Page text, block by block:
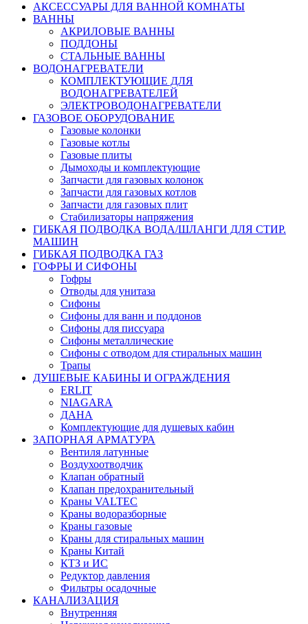
АКСЕССУАРЫ ДЛЯ ВАННОЙ КОМНАТЫ
ВАННЫ
АКРИЛОВЫЕ ВАННЫ
ПОДДОНЫ
СТАЛЬНЫЕ ВАННЫ
ВОДОНАГРЕВАТЕЛИ
КОМПЛЕКТУЮЩИЕ ДЛЯ
ВОДОНАГРЕВАТЕЛЕЙ
ЭЛЕКТРОВОДОНАГРЕВАТЕЛИ
ГАЗОВОЕ ОБОРУДОВАНИЕ
Газовые колонки
Газовые котлы
Газовые плиты
Дымоходы и комплектующие
Запчасти для газовых колонок
Запчасти для газовых котлов
Запчасти для газовых плит
Стабилизаторы напряжения
ГИБКАЯ ПОДВОДКА ВОДА/ШЛАНГИ ДЛЯ СТИР.
МАШИН
ГИБКАЯ ПОДВОДКА ГАЗ
ГОФРЫ И СИФОНЫ
Гофры
Отводы для унитаза
Сифоны
Сифоны для ванн и поддонов
Сифоны для писсуара
Сифоны металлические
Сифоны с отводом для стиральных машин
Трапы
ДУШЕВЫЕ КАБИНЫ И ОГРАЖДЕНИЯ
ERLIT
NIAGARA
ДАНА
Комплектующие для душевых кабин
ЗАПОРНАЯ АРМАТУРА
Вентиля латунные
Воздухоотводчик
Клапан обратный
Клапан предохранительный
Краны VALTEC
Краны водоразборные
Краны газовые
Краны для стиральных машин
Краны Китай
КТЗ и ИС
Редуктор давления
Фильтры осадочные
КАНАЛИЗАЦИЯ
Внутренняя